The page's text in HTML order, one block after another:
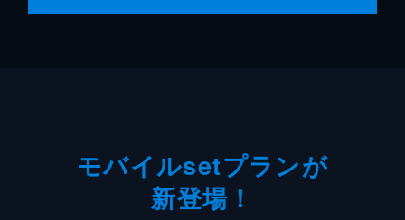
モバイルsetプランが
新登場！